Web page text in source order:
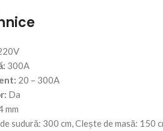
300A
20 – 300A
Da
mm
sudură: 300 cm, Clește de masă: 150